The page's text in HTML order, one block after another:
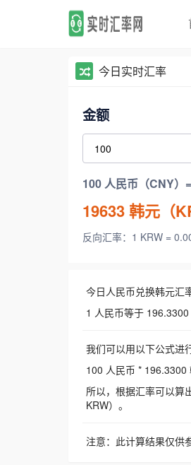
今日实时汇率
金额
100 人民币（CNY）=
19633韩元（
反向汇率：1 KRW =
今日人民币兑换韩元汇
1 人民币等于
我们可以用以下公式进
100 人民币 *
所以，根据汇率可以算
KRW）。
注意：此计算结果仅供